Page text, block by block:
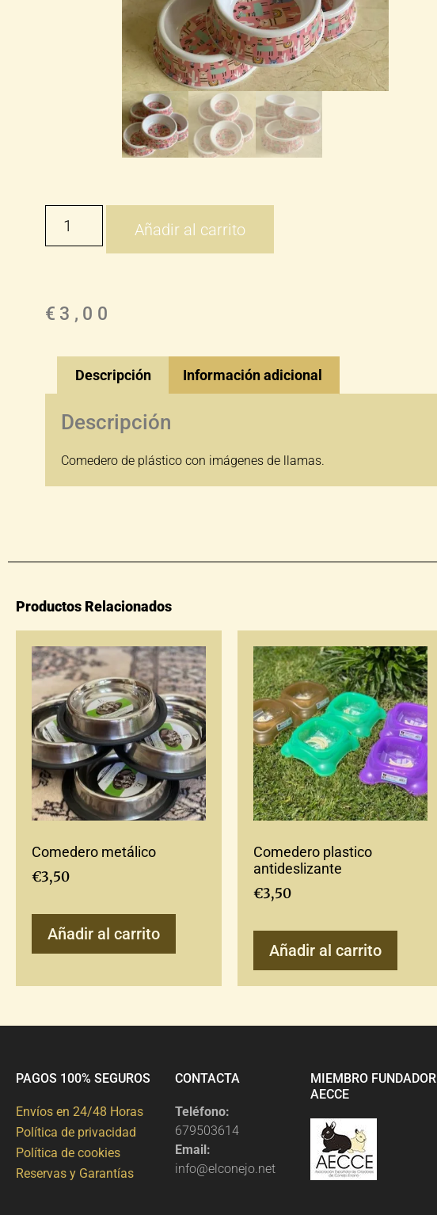
Añadir al carrito
€ 3,00
Descripción Información adicional
Descripción
Comedero de plástico con imágenes de llamas.
Productos Relacionados
Comedero metálico
€3,50
Añadir al carrito
Comedero plastico
antideslizante
€3,50
Añadir al carrito
PAGOS 100% SEGUROS
Envíos en 24/48 Horas
Política de privacidad
Política de cookies
Reservas y Garantías
CONTACTA
Teléfono:
679503614
Email:
info@elconejo.net
MIEMBRO FUNDADOR
AECCE